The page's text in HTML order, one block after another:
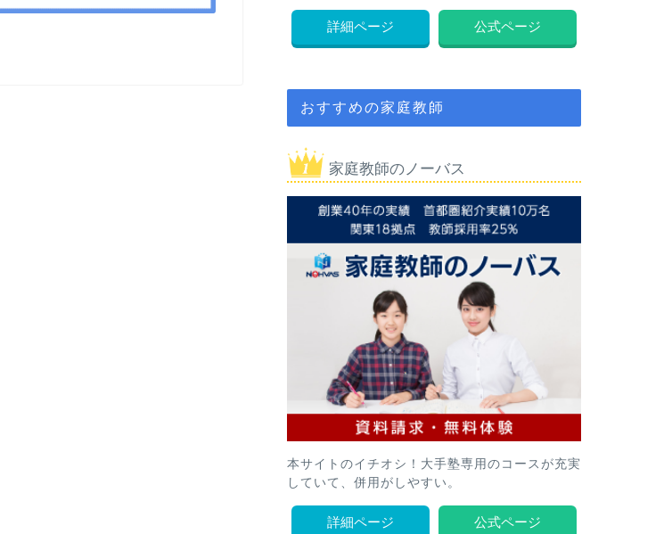
詳細ページ 公式ページ
おすすめの家庭教師
家庭教師のノーバス
本サイトのイチオシ！大手塾専用のコースが充実
していて、併用がしやすい。
詳細ページ 公式ページ